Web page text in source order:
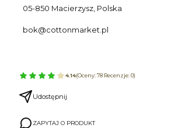
05-850 Macierzysz, Polska
bok@cottonmarket.pl
4.14(Oceny: 78 Recenzje: 0)
Udostępnij
ZAPYTAJ O PRODUKT